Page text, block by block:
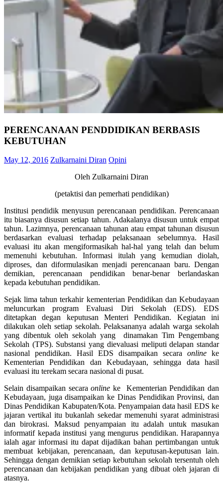
PERENCANAAN PENDDIDIKAN BERBASIS
KEBUTUHAN
May 12, 2016 Zulkarnaini Diran Opini
Oleh Zulkarnaini Diran
(petaktisi dan pemerhati pendidikan)
Institusi pendidik menyusun perencanaan pendidikan. Perencanaan
itu biasanya disusun setiap tahun. Adakalanya disusun untuk empat
tahun. Lazimnya, perencanaan tahunan atau empat tahunan disusun
berdasarkan evaluasi terhadap pelaksanaan sebelumnya. Hasil
evaluasi itu akan mengiformasikah hal-hal yang telah dan belum
memenuhi kebutuhan. Informasi itulah yang kemudian diolah,
diproses, dan diformulasikan menjadi perencanaan baru. Dengan
demikian, perencanaan pendidikan benar-benar berlandaskan
kepada kebutuhan pendidikan.
Sejak lima tahun terkahir kementerian Pendidikan dan Kebudayaan
meluncurkan program Evaluasi Diri Sekolah (EDS). EDS
ditetapkan degan keputusan Menteri Pendidikan. Kegiatan ini
dilakukan oleh setiap sekolah. Pelaksananya adalah warga sekolah
yang dibentuk oleh sekolah yang dinamakan Tim Pengembang
Sekolah (TPS). Substansi yang dievaluasi meliputi delapan standar
nasional pendidikan. Hasil EDS disampaikan secara online ke
Kementerian Pendidikan dan Kebudayaan, sehingga data hasil
evaluasi itu terekam secara nasional di pusat.
Selain disampaikan secaraonline ke Kementerian Pendidikan dan
Kebudayaan, juga disampaikan ke Dinas Pendidikan Provinsi, dan
Dinas Pendidikan Kabupaten/Kota. Penyampaian data hasil EDS ke
jajaran vertikal itu bukanlah sekedar memenuhi syarat administrasi
dan birokrasi. Maksud penyampaian itu adalah untuk masukan
informatif kepada institusi yang mengurus pendidikan. Harapannya
ialah agar informasi itu dapat dijadikan bahan pertimbangan untuk
membuat kebijakan, perencanaan, dan keputusan-keputusan lain.
Sehingga dengan demikian setiap kebutuhan sekolah tersentuh oleh
perencanaan dan kebijakan pendidikan yang dibuat oleh jajaran di
atasnya.